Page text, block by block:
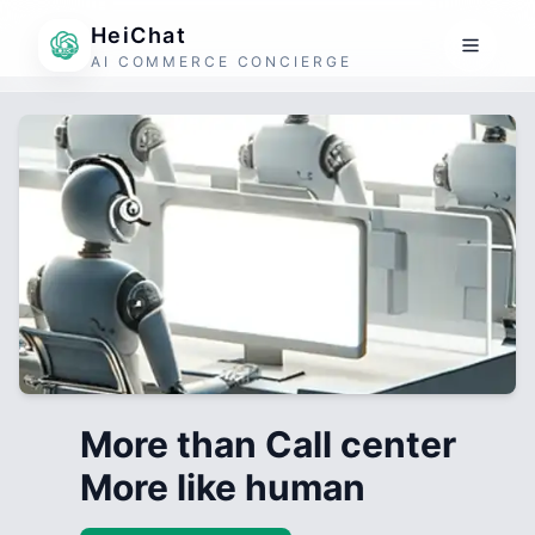
HeiChat
AI COMMERCE CONCIERGE
More than Call center
More like human